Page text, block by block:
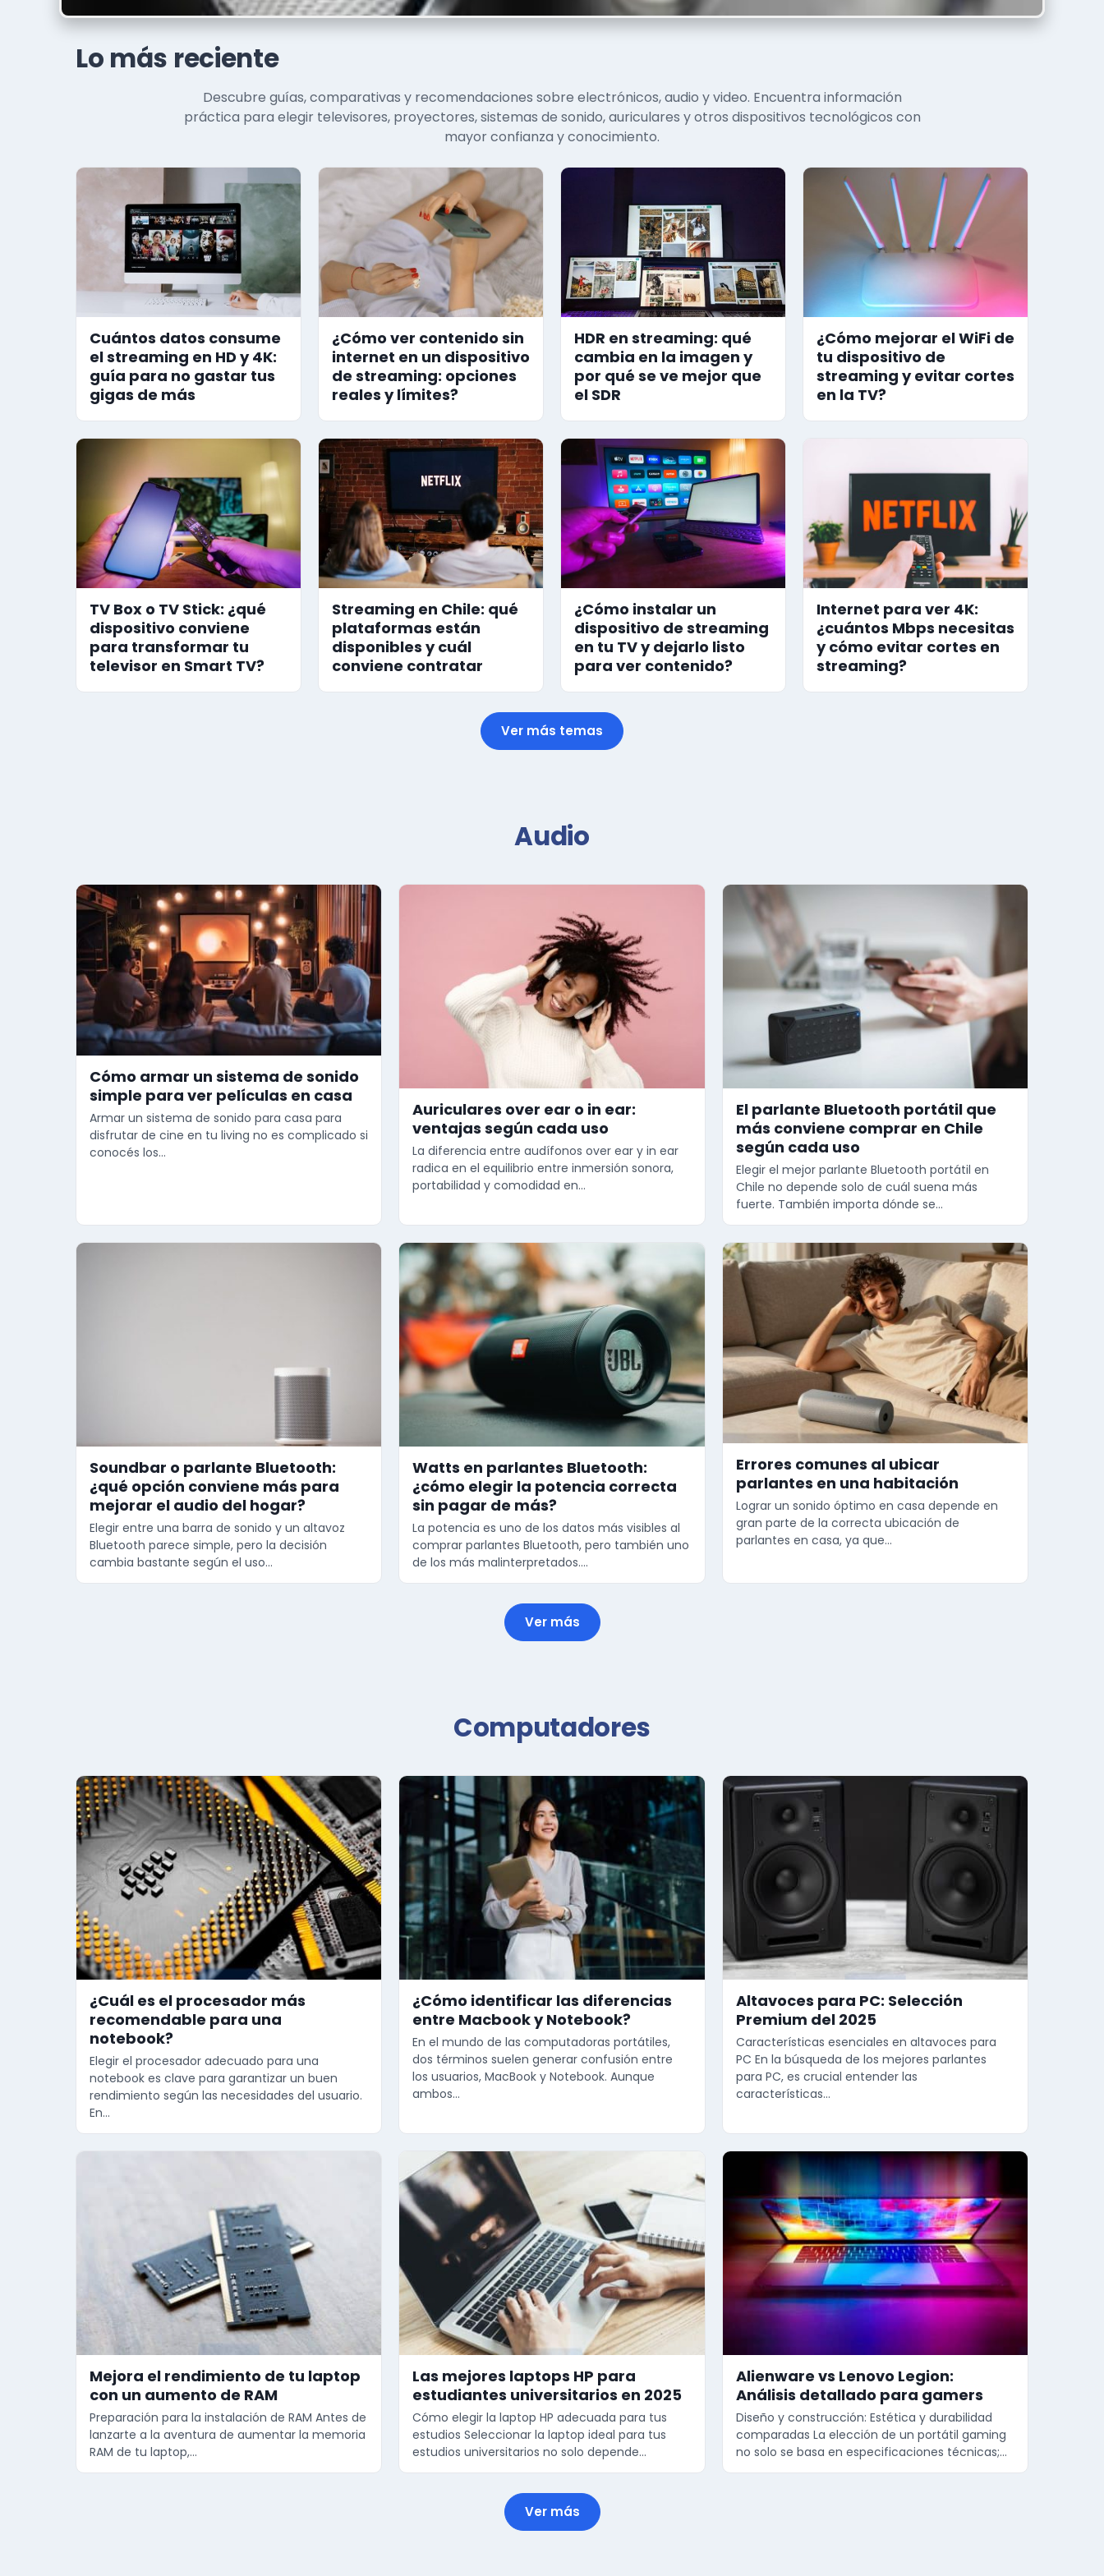
Lo más reciente
Descubre guías, comparativas y recomendaciones sobre electrónicos, audio y video. Encuentra información
práctica para elegir televisores, proyectores, sistemas de sonido, auriculares y otros dispositivos tecnológicos con
mayor confianza y conocimiento.
Cuántos datos consume
el streaming en HD y 4K:
guía para no gastar tus
gigas de más
¿Cómo ver contenido sin
internet en un dispositivo
de streaming: opciones
reales y límites?
HDR en streaming: qué
cambia en la imagen y
por qué se ve mejor que
el SDR
¿Cómo mejorar el WiFi de
tu dispositivo de
streaming y evitar cortes
en la TV?
TV Box o TV Stick: ¿qué
dispositivo conviene
para transformar tu
televisor en Smart TV?
Streaming en Chile: qué
plataformas están
disponibles y cuál
conviene contratar
¿Cómo instalar un
dispositivo de streaming
en tu TV y dejarlo listo
para ver contenido?
Internet para ver 4K:
¿cuántos Mbps necesitas
y cómo evitar cortes en
streaming?
Ver más temas
Audio
Cómo armar un sistema de sonido
simple para ver películas en casa
Armar un sistema de sonido para casa para
disfrutar de cine en tu living no es complicado si
conocés los…
Auriculares over ear o in ear:
ventajas según cada uso
La diferencia entre audífonos over ear y in ear
radica en el equilibrio entre inmersión sonora,
portabilidad y comodidad en…
El parlante Bluetooth portátil que
más conviene comprar en Chile
según cada uso
Elegir el mejor parlante Bluetooth portátil en
Chile no depende solo de cuál suena más
fuerte. También importa dónde se…
Soundbar o parlante Bluetooth:
¿qué opción conviene más para
mejorar el audio del hogar?
Elegir entre una barra de sonido y un altavoz
Bluetooth parece simple, pero la decisión
cambia bastante según el uso…
Watts en parlantes Bluetooth:
¿cómo elegir la potencia correcta
sin pagar de más?
La potencia es uno de los datos más visibles al
comprar parlantes Bluetooth, pero también uno
de los más malinterpretados.…
Errores comunes al ubicar
parlantes en una habitación
Lograr un sonido óptimo en casa depende en
gran parte de la correcta ubicación de
parlantes en casa, ya que…
Ver más
Computadores
¿Cuál es el procesador más
recomendable para una
notebook?
Elegir el procesador adecuado para una
notebook es clave para garantizar un buen
rendimiento según las necesidades del usuario.
En…
¿Cómo identificar las diferencias
entre Macbook y Notebook?
En el mundo de las computadoras portátiles,
dos términos suelen generar confusión entre
los usuarios, MacBook y Notebook. Aunque
ambos…
Altavoces para PC: Selección
Premium del 2025
Características esenciales en altavoces para
PC En la búsqueda de los mejores parlantes
para PC, es crucial entender las
características…
Mejora el rendimiento de tu laptop
con un aumento de RAM
Preparación para la instalación de RAM Antes de
lanzarte a la aventura de aumentar la memoria
RAM de tu laptop,…
Las mejores laptops HP para
estudiantes universitarios en 2025
Cómo elegir la laptop HP adecuada para tus
estudios Seleccionar la laptop ideal para tus
estudios universitarios no solo depende…
Alienware vs Lenovo Legion:
Análisis detallado para gamers
Diseño y construcción: Estética y durabilidad
comparadas La elección de un portátil gaming
no solo se basa en especificaciones técnicas;…
Ver más